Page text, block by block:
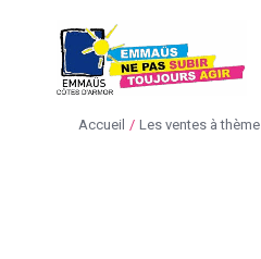
contenu
Accueil Les ventes à thème